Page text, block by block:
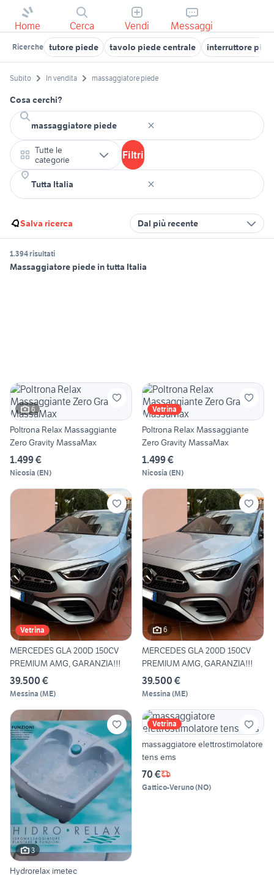
Home Cerca Vendi Messaggi
Ricerche tutore piede tavolo piede centrale interruttore
Subito In vendita massaggiatore piede
Cosa cerchi?
Tutte le
categorie
Filtri
Salva ricerca Dal più recente
1.394 risultati
Massaggiatore piede in tutta Italia
6
Poltrona Relax Massaggiante
Zero Gravity MassaMax
1.499 €
Nicosia (EN)
Vetrina
Poltrona Relax Massaggiante
Zero Gravity MassaMax
1.499 €
Nicosia (EN)
Vetrina
MERCEDES GLA 200D 150CV
PREMIUM AMG, GARANZIA!!!
39.500 €
Messina (ME)
6
MERCEDES GLA 200D 150CV
PREMIUM AMG, GARANZIA!!!
39.500 €
Messina (ME)
3
Hydrorelax imetec
Vetrina
massaggiatore elettrostimolatore
tens ems
70 €
Gattico-Veruno(NO)